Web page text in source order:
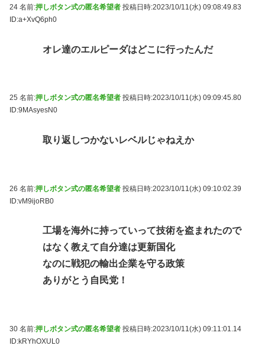
24 名前:押しボタン式の匿名希望者 投稿日時:2023/10/11(水) 09:08:49.83
ID:a+XvQ6ph0
オレ達のエルピーダはどこに行ったんだ
25 名前:押しボタン式の匿名希望者 投稿日時:2023/10/11(水) 09:09:45.80
ID:9MAsyesN0
取り返しつかないレベルじゃねえか
26 名前:押しボタン式の匿名希望者 投稿日時:2023/10/11(水) 09:10:02.39
ID:vM9ijoRB0
工場を海外に持っていって技術を盗まれたので
はなく教えて自分達は更新国化
なのに戦犯の輸出企業を守る政策
ありがとう自民党！
30 名前:押しボタン式の匿名希望者 投稿日時:2023/10/11(水) 09:11:01.14
ID:kRYhOXUL0